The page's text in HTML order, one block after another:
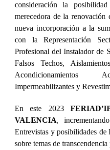
consideración la
merecedora de la
nueva incorporación a la
con la Representación
Profesional del Instalador de
Falsos Techos,
Acondicionamientos
Impermeabilizantes y
En este 2023
VALENCIA,
Entrevistas y posibilidades de
sobre temas de